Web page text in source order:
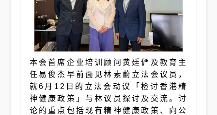
本会首席企业培训顾问黄廷俨及教育主
任易俊杰早前面见林素蔚立法会议员，
就6月12日的立法会动议「检讨香港精
神健康政策」与林议员探讨及交流。讨
论的重点包括现有精神健康政策、向公